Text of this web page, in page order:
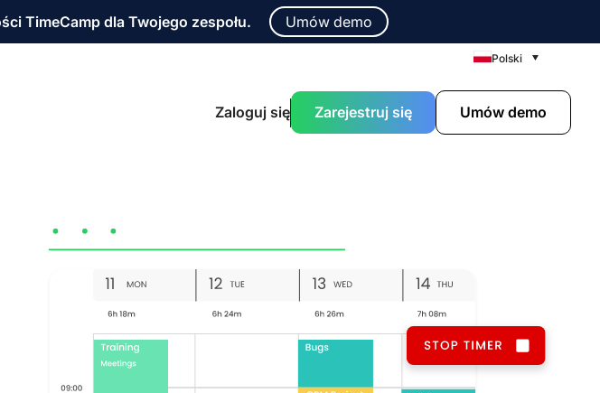
TimeCamp dla Twojego zespołu. Umów demo
Polski
Zaloguj się Zarejestruj się Umów demo